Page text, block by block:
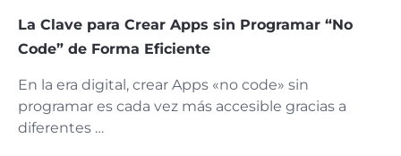
La Clave para Crear Apps sin Programar “No
Code” de Forma Eficiente
En la era digital, crear Apps «no code» sin
programar es cada vez más accesible gracias a
diferentes …